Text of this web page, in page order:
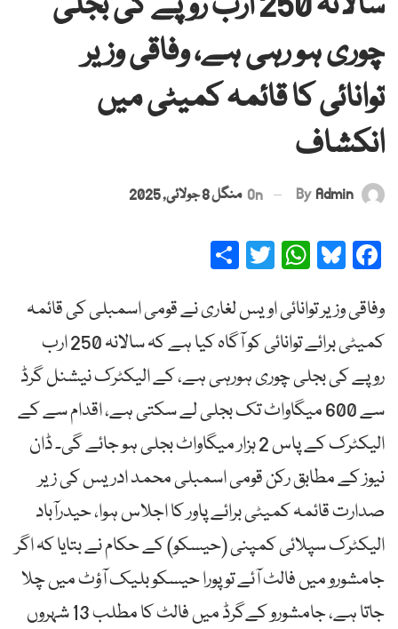
چوری ہو رہی ہے، وفاقی وزیر
توانائی کا قائمہ کمیٹی میں
انکشاف
By Admin
On منگل 8 جولائی, 2025
Facebook
Bluesky
WhatsApp
Twitter
وفاقی وزیر توانائی اویس لغاری نے قومی اسمبلی کی قائمہ
کمیٹی برائے توانائی کو آگاہ کیا ہے کہ سالانہ 250 ارب
روپے کی بجلی چوری ہورہی ہے، کے الیکٹرک نیشنل گرڈ
سے 600 میگاواٹ تک بجلی لے سکتی ہے، اقدام سے کے
الیکٹرک کے پاس 2 ہزار میگاواٹ بجلی ہو جائے گی۔ ڈان
نیوز کے مطابق رکن قومی اسمبلی محمد ادریس کی زیر
صدارت قائمہ کمیٹی برائے پاور کا اجلاس ہوا، حیدرآباد
الیکٹرک سپلائی کمپنی (حیسکو) کے حکام نے بتایا کہ اگر
جامشورو میں فالٹ آئے تو پورا حیسکو بلیک آؤٹ میں چلا
جاتا ہے، جامشورو کےگرڈ میں فالٹ کا مطلب 13 شہروں